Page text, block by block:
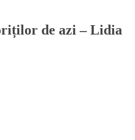
de azi – Lidia